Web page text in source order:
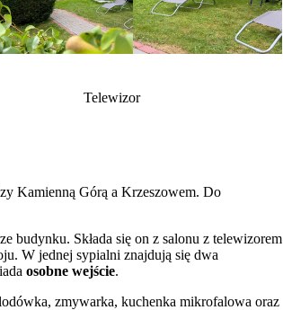
Telewizor
Kamienną Górą a Krzeszowem. Do
budynku. Składa się on z salonu z telewizorem
W jednej sypialni znajdują się dwa
osobne wejście.
zmywarka, kuchenka mikrofalowa oraz